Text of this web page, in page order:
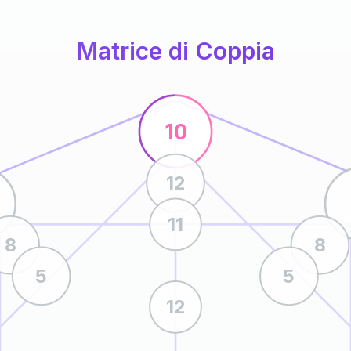
Matrice di Coppia
10
12
11
12
8
5
8
5